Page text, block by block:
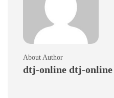
About Author
dtj-online dtj-online